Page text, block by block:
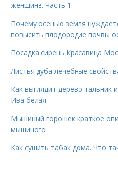
женщине. Часть 1
Почему осенью земля
повысить плодородие почвы
Посадка сирень Красавица
Листья дуба лечебные
Как выглядит дерево тальник
Ива белая
Мышиный горошек краткое
мышиного
Как сушить табак дома. Что